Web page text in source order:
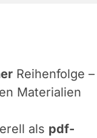
Reihenfolge –
Materialien
als pdf-